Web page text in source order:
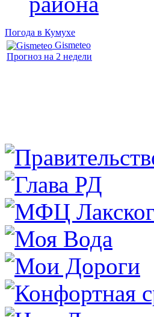
Погода в Кумухе
Gismeteo
Прогноз на 2 недели